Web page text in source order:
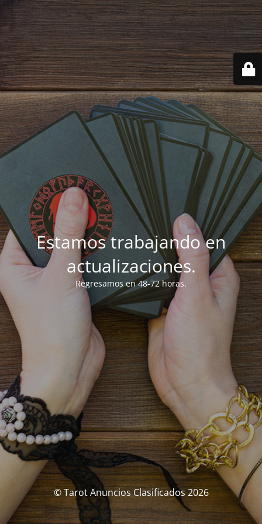
Estamos trabajando en
actualizaciones.
Regresamos en 48-72 horas.
© Tarot Anuncios Clasificados 2026